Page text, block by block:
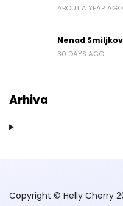
ABOUT A YEAR AGO
Nenad
30 DAYS AGO
Arhiva
Copyright © Helly Cherry